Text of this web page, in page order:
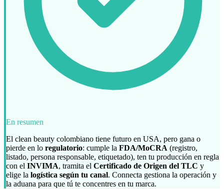
En resumen
El clean beauty colombiano tiene futuro en USA, pero gana o
pierde en lo regulatorio: cumple la FDA/MoCRA (registro,
listado, persona responsable, etiquetado), ten tu producción en regla
con el INVIMA, tramita el Certificado de Origen del TLC y
elige la logística según tu canal. Connecta gestiona la operación y
la aduana para que tú te concentres en tu marca.